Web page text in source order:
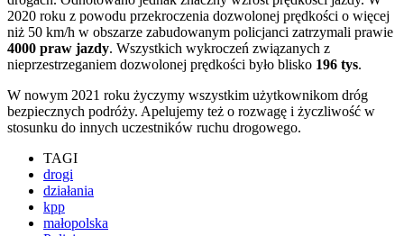
2020 roku z powodu przekroczenia dozwolonej prędkości o więcej
niż 50 km/h w obszarze zabudowanym policjanci zatrzymali prawie
4000 praw jazdy. Wszystkich wykroczeń związanych z
nieprzestrzeganiem dozwolonej prędkości było blisko 196 tys.
W nowym 2021 roku życzymy wszystkim użytkownikom dróg
bezpiecznych podróży. Apelujemy też o rozwagę i życzliwość w
stosunku do innych uczestników ruchu drogowego.
TAGI
drogi
działania
kpp
małopolska